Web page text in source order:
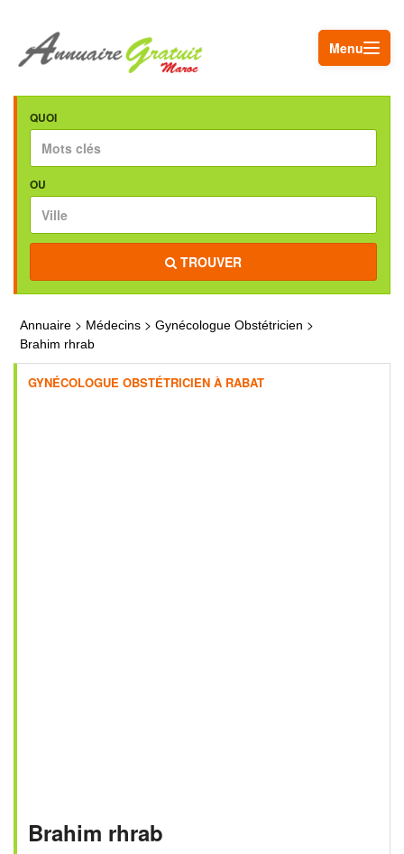
Menu
QUOI
OU
TROUVER
Annuaire > Médecins > Gynécologue Obstétricien >
Brahim rhrab
GYNÉCOLOGUE OBSTÉTRICIEN À RABAT
Brahim rhrab